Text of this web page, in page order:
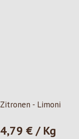
Zitronen - Limoni
Regulärer Preis:
4,79 € / Kg